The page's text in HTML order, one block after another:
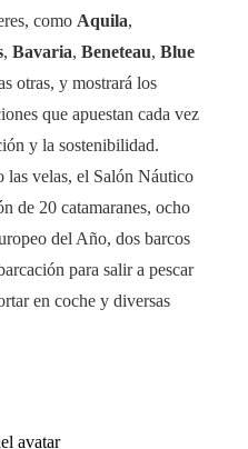
como Aquila,
, Bavaria, Beneteau, Blue
otras, y mostrará los
que apuestan cada vez
y la sostenibilidad.
las velas, el Salón Náutico
de 20 catamaranes, ocho
del Año, dos barcos
para salir a pescar
en coche y diversas